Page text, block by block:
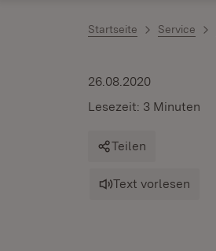
Startseite Service
26.08.2020
Lesezeit: 3 Minuten
Teilen
Text vorlesen